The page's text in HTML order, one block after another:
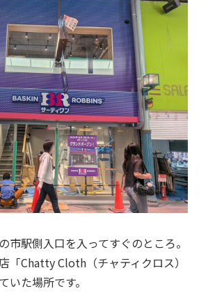
市駅側入口を入ってすぐのところ。
「Chatty Cloth（チャティクロス）
いた場所です。